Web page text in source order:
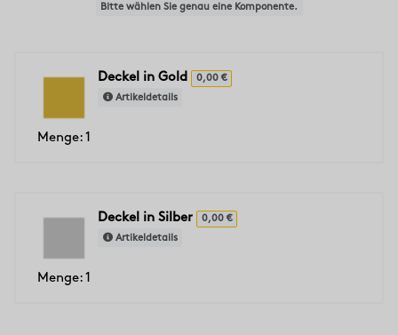
Bitte wählen Sie genau eine Komponente.
Deckel in Gold 0,00 €
Artikeldetails
Menge: 1
Deckel in Silber 0,00 €
Artikeldetails
Menge: 1